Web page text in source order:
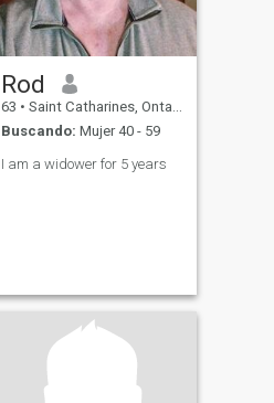
Rod
63 • Saint Catharines, Ontario, Canadá
Buscando: Mujer 40 - 59
I am a widower for 5 years